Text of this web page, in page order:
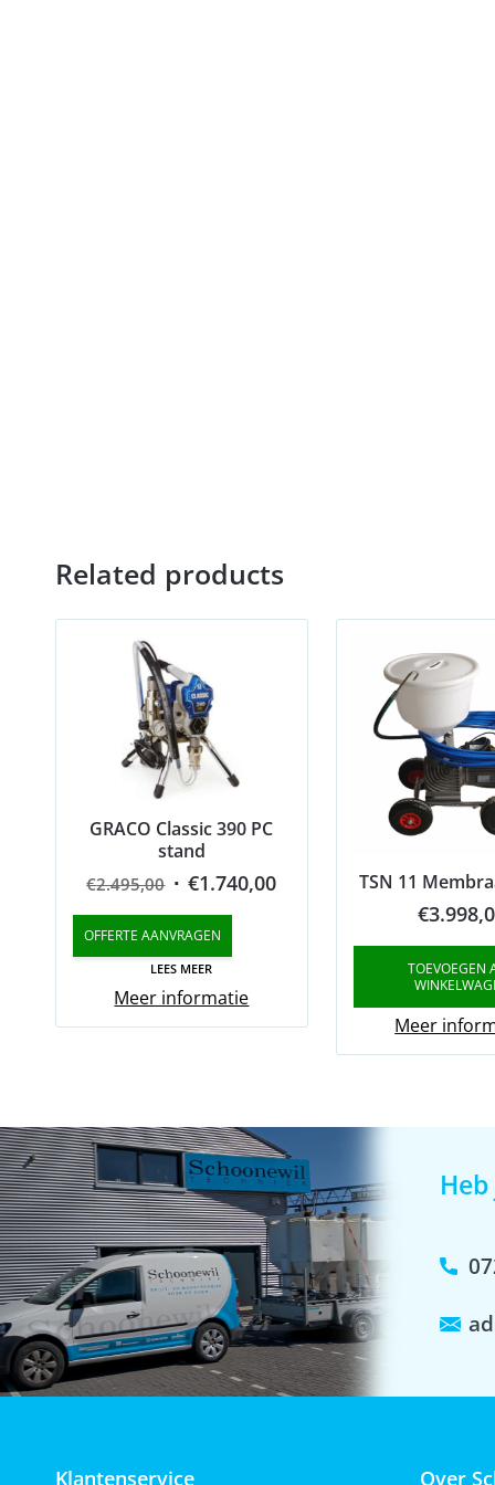
Related products
GRACO Classic 390 PC
stand
€2.495,00 Original
price
was:
€2.495,00.
€1.740,00Current
OFFERTE AANVRAGEN
LEES MEER
Meer informatie
TSN 11
€
TOEVOEGEN
Meer
Klantenservice Over